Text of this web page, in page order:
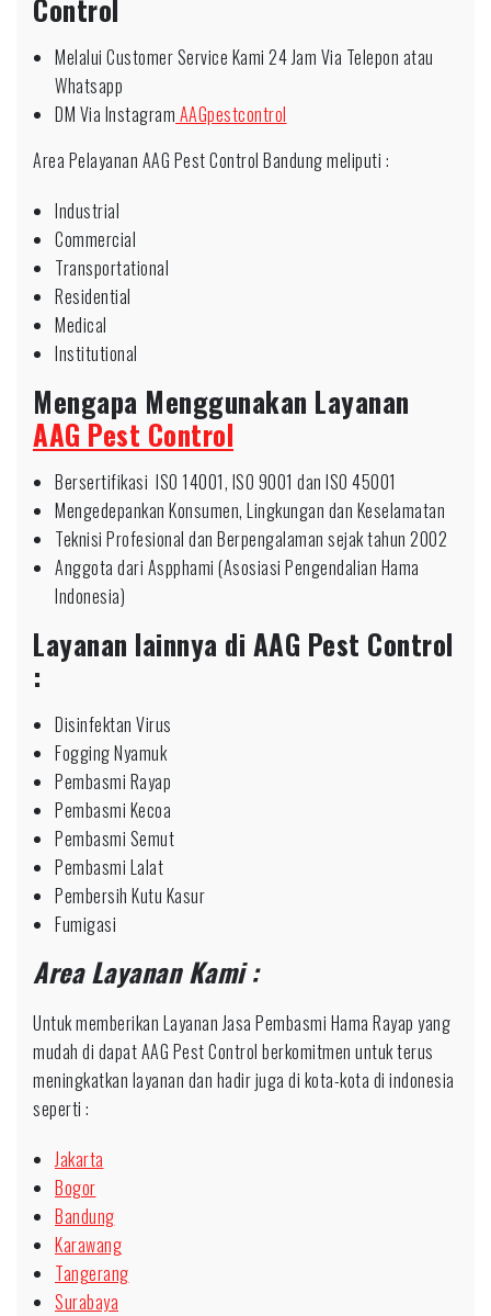
Control
Melalui Customer Service Kami 24 Jam Via Telepon atau
Whatsapp
DM Via Instagram AAGpestcontrol
Area Pelayanan AAG Pest Control Bandung meliputi :
Industrial
Commercial
Transportational
Residential
Medical
Institutional
Mengapa Menggunakan Layanan
AAG Pest Control
Bersertifikasi ISO 14001, ISO 9001 dan ISO 45001
Mengedepankan Konsumen, Lingkungan dan Keselamatan
Teknisi Profesional dan Berpengalaman sejak tahun 2002
Anggota dari Aspphami (Asosiasi Pengendalian Hama
Indonesia)
Layanan lainnya di AAG Pest Control
:
Disinfektan Virus
Fogging Nyamuk
Pembasmi Rayap
Pembasmi Kecoa
Pembasmi Semut
Pembasmi Lalat
Pembersih Kutu Kasur
Fumigasi
Area Layanan Kami :
Untuk memberikan Layanan Jasa Pembasmi Hama Rayap yang
mudah di dapat AAG Pest Control berkomitmen untuk terus
meningkatkan layanan dan hadir juga di kota-kota di indonesia
seperti :
Jakarta
Bogor
Bandung
Karawang
Tangerang
Surabaya